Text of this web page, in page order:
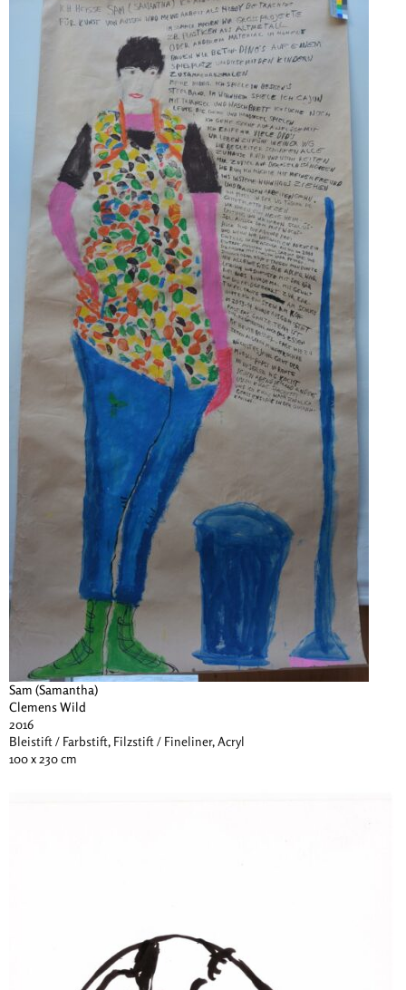
Sam (Samantha)
Clemens Wild
2016
Bleistift / Farbstift, Filzstift / Fineliner, Acryl
100 x 230 cm